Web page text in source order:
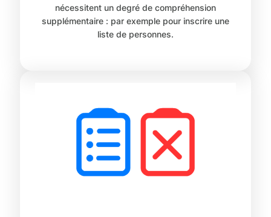
nécessitent un degré de compréhension
supplémentaire : par exemple pour inscrire une
liste de personnes.